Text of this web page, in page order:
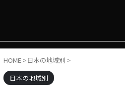
HOME >日本の地域別 >
日本の地域別